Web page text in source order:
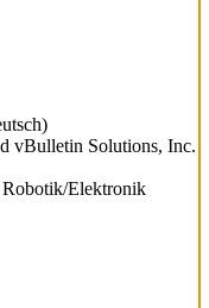
vBulletin Solutions, Inc.
Robotik/Elektronik